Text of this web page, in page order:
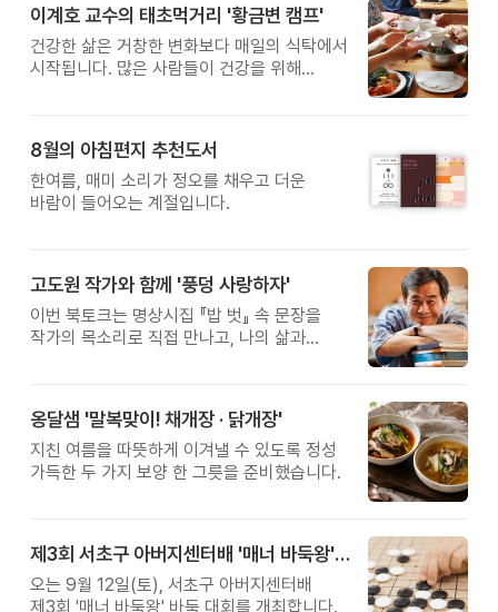
이계호 교수의 태초먹거리 '황금변 캠프'
건강한 삶은 거창한 변화보다 매일의 식탁에서
시작됩니다. 많은 사람들이 건강을 위해
받은 이계호 교수와 함께하는 태초먹거리
황금변 캠프
8월의 아침편지 추천도서
한여름, 매미 소리가 정오를 채우고 더운
바람이 들어오는 계절입니다.
고도원 작가와 함께 '풍덩 사랑하자'
이번 북토크는 명상시집 『밥 벗』 속 문장을
작가의 목소리로 직접 만나고, 나의 삶과
옹달샘 '말복맞이! 채개장 · 닭개장'
지친 여름을 따뜻하게 이겨낼 수 있도록 정성
가득한 두 가지 보양 한 그릇을 준비했습니다.
제3회 서초구 아버지센터배 '매너 바둑왕' 대회
오는 9월 12일(토), 서초구 아버지센터배
제3회 '매너 바둑왕' 바둑 대회를 개최합니다.